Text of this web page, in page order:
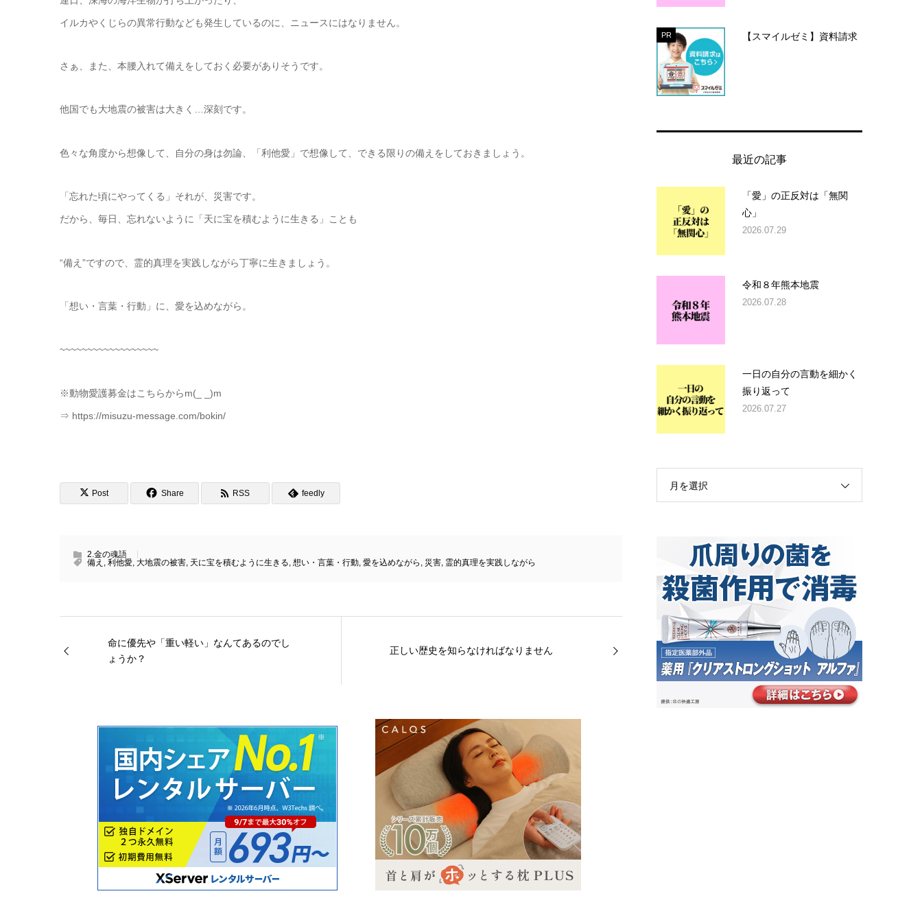
イルカやくじらの異常行動なども発生しているのに、ニュースにはなりません。
さぁ、また、本腰入れて備えをしておく必要がありそうです。
他国でも大地震の被害は大きく…深刻です。
色々な角度から想像して、自分の身は勿論、「利他愛」で想像して、できる限りの備えをしておきましょう。
「忘れた頃にやってくる」それが、災害です。
だから、毎日、忘れないように「天に宝を積むように生きる」ことも
“備え”ですので、霊的真理を実践しながら丁寧に生きましょう。
「想い・言葉・行動」に、愛を込めながら。
~~~~~~~~~~~~~~~~~~
※動物愛護募金はこちらからm(_ _)m
⇒ https://misuzu-message.com/bokin/
Post Share RSS feedly
2.金の魂語
備え , 利他愛, 大地震の被害, 天に宝を積むように生きる, 想い・言葉・行動, 愛を込めながら , 災害, 霊的真理を実践しながら
命に優先や「重い軽い」なんてあるのでし
ょうか？
正しい歴史を知らなければなりません
PR 【スマイルゼミ】資料請求
最近の記事
「愛」の正反対は「無関
心」
2026.07.29
令和８年熊本地震
2026.07.28
一日の自分の言動を細かく
振り返って
2026.07.27
月を選択